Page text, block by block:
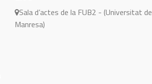
Sala d’actes de la FUB2 - (Universitat de
Manresa)